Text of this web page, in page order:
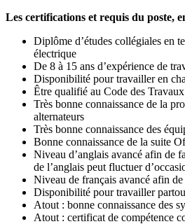
Les certifications et requis du poste,
Diplôme d’études collégiales en
électrique
De 8 à 15 ans d’expérience de
Disponibilité pour travailler en
Être qualifié au Code des
Très bonne connaissance de la
alternateurs
Très bonne connaissance des
Bonne connaissance de la suite
Niveau d’anglais avancé afin de
de l’anglais peut fluctuer
Niveau de français avancé afin
Disponibilité pour travailler
Atout : bonne connaissance des
Atout : certificat de compétence